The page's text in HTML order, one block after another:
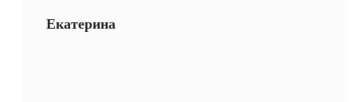
Екатерина